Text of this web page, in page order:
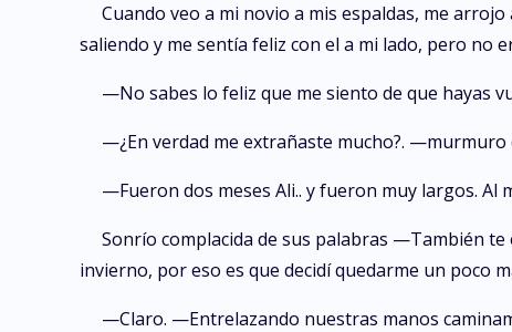
Cuando veo a mi novio a mis espaldas, me
saliendo y me sentía feliz con el a mi lado, pero no
—No sabes lo feliz que me siento de que hayas
—¿En verdad me extrañaste mucho?. —murmuro
—Fueron dos meses Ali.. y fueron muy largos. Al
Sonrío complacida de sus palabras —También
invierno, por eso es que decidí quedarme un poco
—Claro. —Entrelazando nuestras manos